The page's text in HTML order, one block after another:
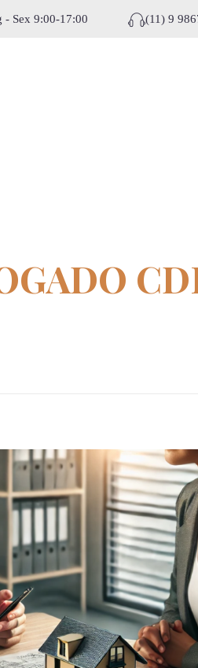
- Sex 9:00-17:00 (11) 9